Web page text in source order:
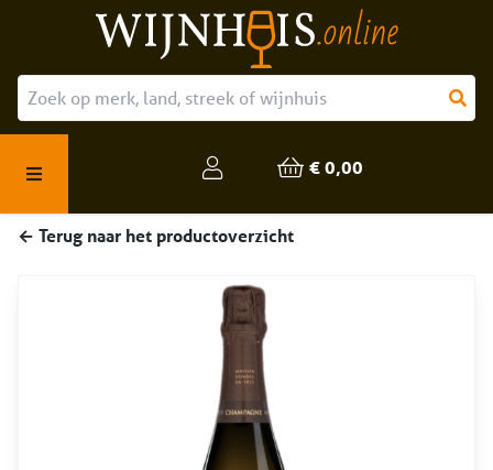
€ 0,00
Onze producten
Veelgestelde vragen
← Terug naar het productoverzicht